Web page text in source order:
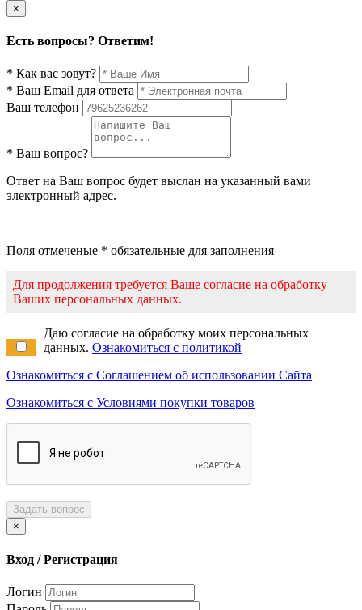
×
Есть вопросы? Ответим!
* Как вас зовут?
* Ваш Email для ответа
Ваш телефон
* Ваш вопрос?
Ответ на Ваш вопрос будет выслан на указанный вами
электронный адрес.
Поля отмеченые * обязательные для заполнения
Для продолжения требуется Ваше согласие на обработку
Ваших персональных данных.
Даю согласие на обработку моих персональных
данных. Ознакомиться с политикой
Ознакомиться с Соглашением об использовании Сайта
Ознакомиться с Условиями покупки товаров
Задать вопрос
×
Вход / Регистрация
Логин